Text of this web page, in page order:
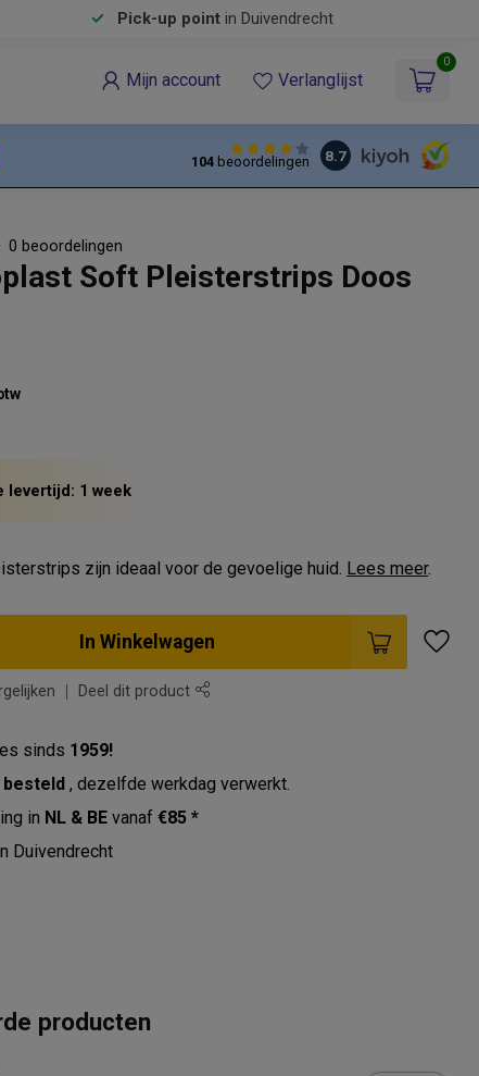
Pick-up pointin Duivendrecht
Mijn account Verlanglijst
0
104beoordelingen 8.7
0 beoordelingen
Soft Pleisterstrips Doos
levertijd: 1 week
zijn ideaal voor de gevoelige huid. Lees meer.
In Winkelwagen
Deel dit product
sinds 1959!
besteld, dezelfde werkdag verwerkt.
in NL & BE vanaf€85 *
Duivendrecht
producten